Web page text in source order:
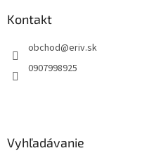
Kontakt
obchod@eriv.sk
0907998925
Vyhľadávanie